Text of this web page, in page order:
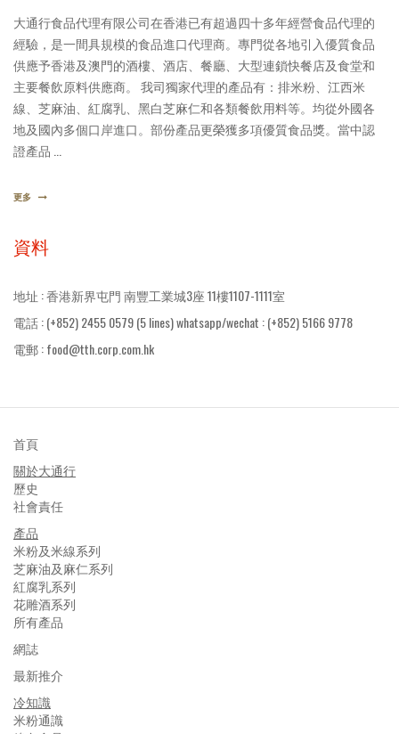
大通行食品代理有限公司在香港已有超過四十多年經營食品代理的
經驗，是一間具規模的食品進口代理商。專門從各地引入優質食品
供應予香港及澳門的酒樓、酒店、餐廳、大型連鎖快餐店及食堂和
主要餐飲原料供應商。 我司獨家代理的產品有：排米粉、江西米
線、芝麻油、紅腐乳、黑白芝麻仁和各類餐飲用料等。均從外國各
地及國內多個口岸進口。部份產品更榮獲多項優質食品獎。當中認
證產品 ...
更多
資料
地址 : 香港新界屯門 南豐工業城3座 11樓1107-1111室
電話 : (+852) 2455 0579 (5 lines) whatsapp/wechat : (+852) 5166 9778
電郵 :food@tth.corp.com.hk
首頁
關於大通行
歷史
社會責任
產品
米粉及米線系列
芝麻油及麻仁系列
紅腐乳系列
花雕酒系列
所有產品
網誌
最新推介
冷知識
米粉通識